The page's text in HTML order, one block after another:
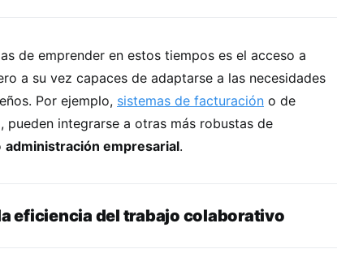
de emprender en estos tiempos es el acceso a
a su vez capaces de adaptarse a las necesidades
Por ejemplo, sistemas de facturación o de
pueden integrarse a otras más robustas de
administración empresarial.
eficiencia del trabajo colaborativo